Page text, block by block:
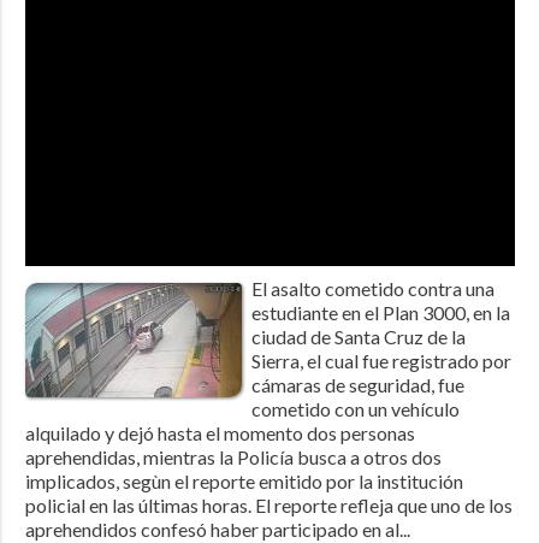
El asalto cometido contra una
estudiante en el Plan 3000, en la
ciudad de Santa Cruz de la
Sierra, el cual fue registrado por
cámaras de seguridad, fue
cometido con un vehículo
alquilado y dejó hasta el momento dos personas
aprehendidas, mientras la Policía busca a otros dos
implicados, segùn el reporte emitido por la institución
policial en las últimas horas. El reporte refleja que uno de los
aprehendidos confesó haber participado en al...